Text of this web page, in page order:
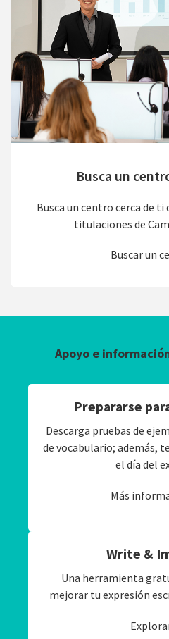
Busca un
Busca un centro cerca de ti
titulaciones de
Buscar un
Apoyo e
Prepararse
Descarga pruebas de
de vocabulario; además,
el día del
Más
Write &
Una herramienta
mejorar tu expresión